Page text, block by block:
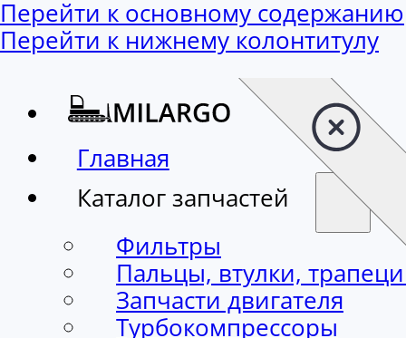
Перейти к основному содержанию
Перейти к нижнему колонтитулу
Главная
Каталог запчастей
Фильтры
Пальцы, втулки,
Запчасти двигателя
Турбокомпрессоры